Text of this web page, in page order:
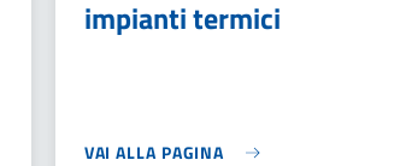
impianti termici
VAI ALLA PAGINA